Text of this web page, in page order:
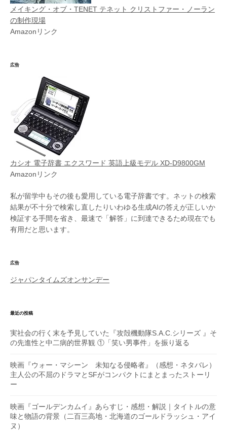
メイキング・オブ・TENET テネット クリストファー・ノーラン
の制作現場
Amazonリンク
広告
カシオ 電子辞書 エクスワード 英語上級モデル XD-D9800GM
Amazonリンク
私が留学中もその後も愛用している電子辞書です。ネットの検索
結果が不十分で検索し直したりいわゆる生成AIの答えが正しいか
検証する手間を省き、最速で「解答」に到達できるため現在でも
有用だと思います。
広告
ジャパンタイムズオンサンデー
最近の投稿
実社会の行く末を予見していた『攻殻機動隊S.A.C.シリーズ 』そ
の先進性と中二病的世界観 ①「笑い男事件」を振り返る
映画『ウォー・マシーン 未知なる侵略者』（感想・ネタバレ）
主人公の不屈のドラマとSFがコンパクトにまとまったストーリ
ー
映画『ゴールデンカムイ』あらすじ・感想・解説｜タイトルの意
味と物語の背景（二百三高地・北海道のゴールドラッシュ・アイ
ヌ）